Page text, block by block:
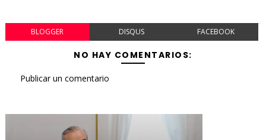
BLOGGER DISQUS FACEBOOK
NO HAY COMENTARIOS:
Publicar un comentario